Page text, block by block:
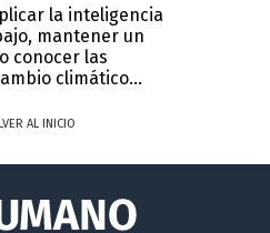
la inteligencia
mantener un
conocer las
climático...
AL INICIO